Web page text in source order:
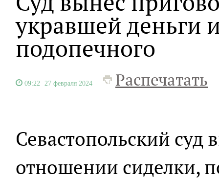
укравшей деньги
подопечного
09:22 27 февраля 2024 Распечатать
Севастопольский суд
отношении сиделки,